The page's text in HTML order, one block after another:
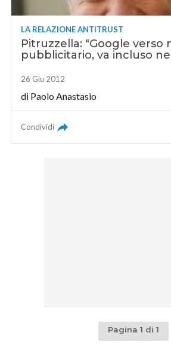
LA RELAZIONE ANTITRUST
Pitruzzella: "Google verso
pubblicitario, va incluso
26 Giu 2012
di Paolo Anastasio
Condividi
Pagina 1 di 1